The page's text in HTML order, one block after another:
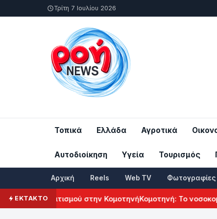
Τρίτη 7 Ιουλίου 2026
Τοπικά Ελλάδα Αγροτικά
Αυτοδιοίκηση Υγεία Τουρισμός
Αρχική Reels Web TV Φωτογραφίες
ΕΚΤΑΚΤΟ
Πολιτισμού στην ΚομοτηνήΚομοτηνή: Το νοσοκομείο